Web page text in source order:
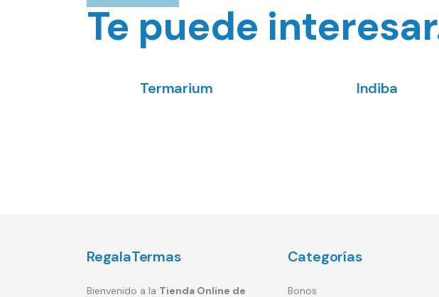
Te puede
Termarium
€ Añadir al carrito
Indiba
€
RegalaTermas
Bienvenido a la Tienda Online de
Categorías
Bonos